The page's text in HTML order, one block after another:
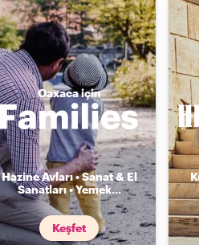
Oaxaca için
Hazine Avları • Sanat & El
Sanatları • Yemek...
Keşfet